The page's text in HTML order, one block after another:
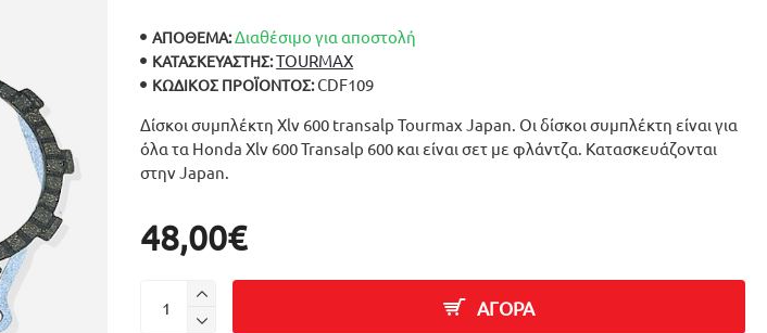
Δίσκοι συμπλέκτη Xlv 600 transalp Tourmax Japan. Οι δίσκοι συμπλέκτη είναι για
όλα τα Honda Xlv 600 Transalp 600 και είναι σετ με φλάντζα. Κατασκευάζονται
στην Japan.
ΑΠΟΘΕΜΑ:Διαθέσιμο για αποστολή
ΚΑΤΑΣΚΕΥΑΣΤΉΣ:TOURMAX
ΚΩΔΙΚΌΣ ΠΡΟΪΌΝΤΟΣ: CDF109
48,00€
ΑΓΟΡΑ